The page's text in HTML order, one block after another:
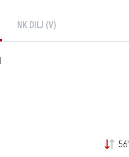
NK DILJ (V)
56'